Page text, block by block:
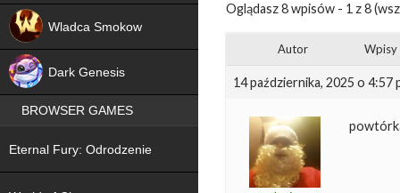
Oglądasz 8 wpisów - 1 z 8
Autor Wpisy
14 października, 2025 o 4:57
Wladca Smokow
Dark Genesis
BROWSER GAMES
Eternal Fury: Odrodzenie